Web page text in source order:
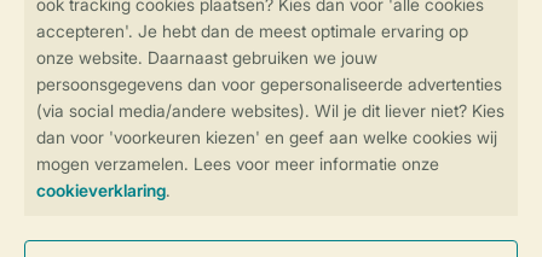
Controle over jouw gegevens &
Veilig en snel online boeken
Veilige gegevensoverdracht
Veilige betaling